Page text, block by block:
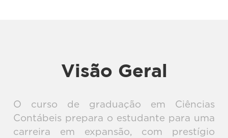
Visão Geral
O curso de graduação em Ciências
Contábeis prepara o estudante para uma
carreira em expansão, com prestígio